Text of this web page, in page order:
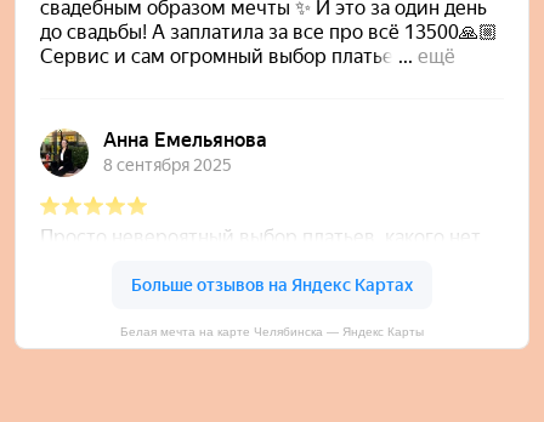
Белая мечта на карте Челябинска — Яндекс Карты